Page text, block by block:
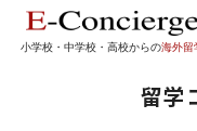
小学校・中学校・高校からの海外留
留学